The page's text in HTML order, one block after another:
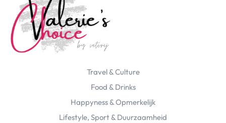
Travel & Culture
Food & Drinks
Happyness & Opmerkelijk
Lifestyle, Sport & Duurzaamheid